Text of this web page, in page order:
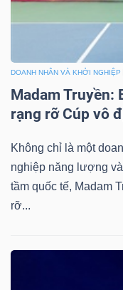
DOANH NHÂN VÀ KHỞI NGHIỆP
Madam Truyền:
rạng rỡ Cúp vô
Không chỉ là một
nghiệp năng lượng
tầm quốc tế, Madam
rỡ...